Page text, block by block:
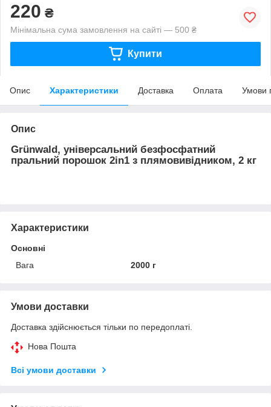
220 ₴
Мінімальна сума замовлення на сайті — 500 ₴
Купити
Опис Характеристики Доставка Оплата Умови
Опис
Grünwald, універсальний безфосфатний
пральний порошок 2in1 з плямовивідником, 2 кг
Характеристики
Основні
Вага
2000 г
Умови доставки
Доставка здійснюється тільки по передоплаті.
Нова Пошта
Всі умови доставки